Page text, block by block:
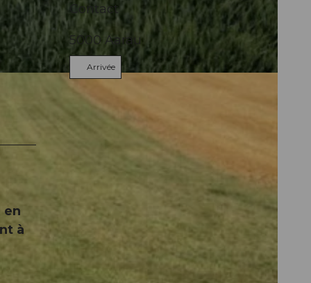
en
à
Contact
5000 Aarau
Arrivée